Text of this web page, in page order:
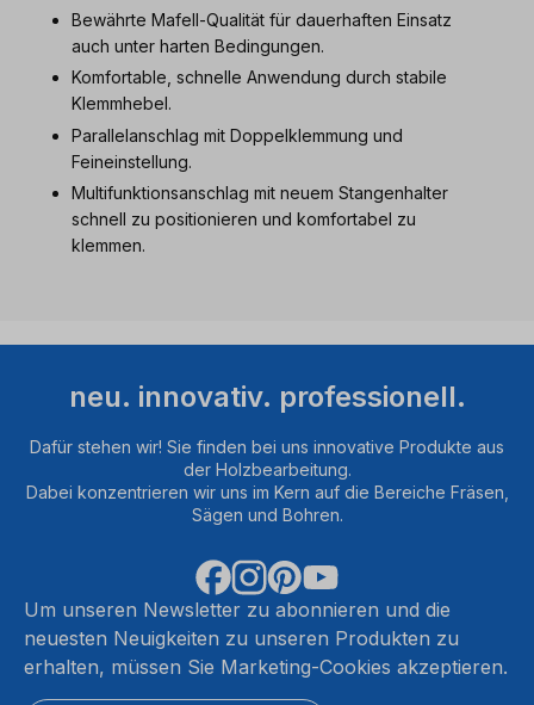
Bewährte Mafell-Qualität für dauerhaften Einsatz
auch unter harten Bedingungen.
Komfortable, schnelle Anwendung durch stabile
Klemmhebel.
Parallelanschlag mit Doppelklemmung und
Feineinstellung.
Multifunktionsanschlag mit neuem Stangenhalter
schnell zu positionieren und komfortabel zu
klemmen.
neu. innovativ. professionell.
Dafür stehen wir! Sie finden bei uns innovative Produkte aus
der Holzbearbeitung.
Dabei konzentrieren wir uns im Kern auf die Bereiche Fräsen,
Sägen und Bohren.
Um unseren Newsletter zu abonnieren und die
neuesten Neuigkeiten zu unseren Produkten zu
erhalten, müssen Sie Marketing-Cookies akzeptieren.